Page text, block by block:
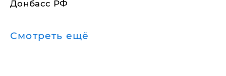
Донбасс РФ
Смотреть ещё